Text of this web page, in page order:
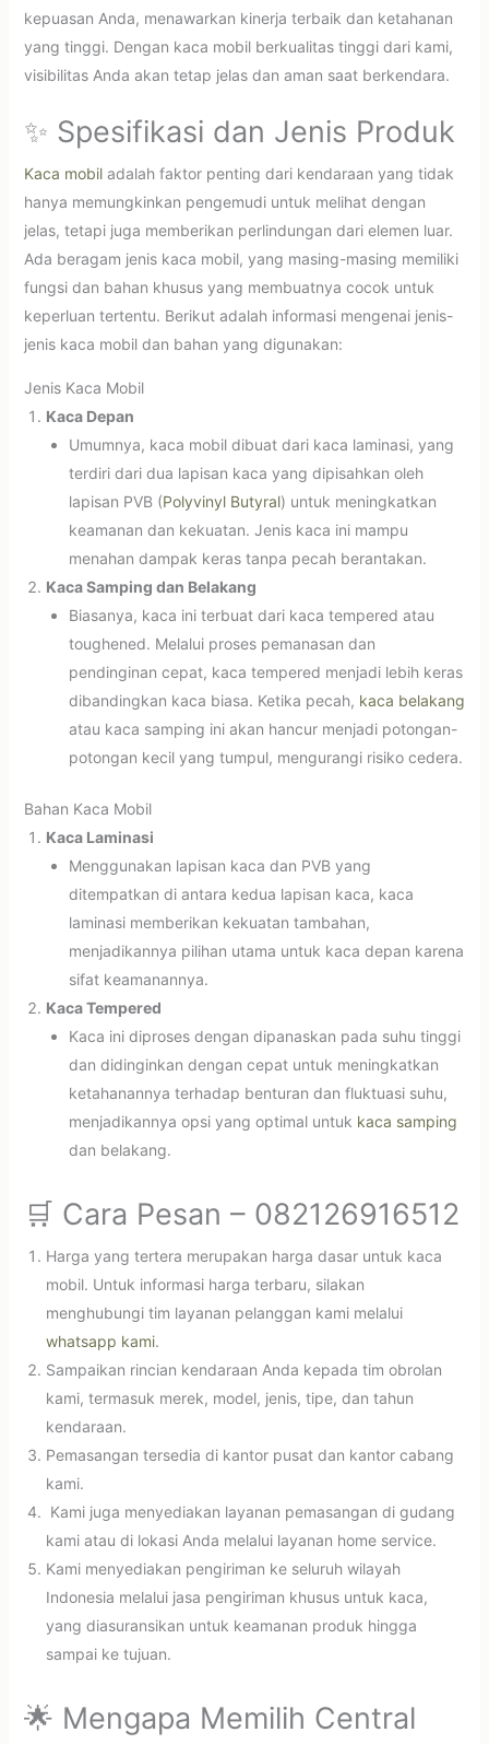
kepuasan Anda, menawarkan kinerja terbaik dan ketahanan
yang tinggi. Dengan kaca mobil berkualitas tinggi dari kami,
visibilitas Anda akan tetap jelas dan aman saat berkendara.
✨ Spesifikasi dan Jenis Produk
Kaca mobiladalah faktor penting dari kendaraan yang tidak
hanya memungkinkan pengemudi untuk melihat dengan
jelas, tetapi juga memberikan perlindungan dari elemen luar.
Ada beragam jenis kaca mobil, yang masing-masing memiliki
fungsi dan bahan khusus yang membuatnya cocok untuk
keperluan tertentu. Berikut adalah informasi mengenai jenis-
jenis kaca mobil dan bahan yang digunakan:
Jenis Kaca Mobil
Kaca Depan
Umumnya, kaca mobil dibuat dari kaca laminasi, yang
terdiri dari dua lapisan kaca yang dipisahkan oleh
lapisan PVB (Polyvinyl Butyral) untuk meningkatkan
keamanan dan kekuatan. Jenis kaca ini mampu
menahan dampak keras tanpa pecah berantakan.
Kaca Samping dan Belakang
Biasanya, kaca ini terbuat dari kaca tempered atau
toughened. Melalui proses pemanasan dan
pendinginan cepat, kaca tempered menjadi lebih keras
dibandingkan kaca biasa. Ketika pecah, kaca belakang
atau kaca samping ini akan hancur menjadi potongan-
potongan kecil yang tumpul, mengurangi risiko cedera.
Bahan Kaca Mobil
Kaca Laminasi
Menggunakan lapisan kaca dan PVB yang
ditempatkan di antara kedua lapisan kaca, kaca
laminasi memberikan kekuatan tambahan,
menjadikannya pilihan utama untuk kaca depan karena
sifat keamanannya.
Kaca Tempered
Kaca ini diproses dengan dipanaskan pada suhu tinggi
dan didinginkan dengan cepat untuk meningkatkan
ketahanannya terhadap benturan dan fluktuasi suhu,
menjadikannya opsi yang optimal untuk kaca samping
dan belakang.
🛒 Cara Pesan – 082126916512
Harga yang tertera merupakan harga dasar untuk kaca
mobil. Untuk informasi harga terbaru, silakan
menghubungi tim layanan pelanggan kami melalui
whatsapp kami.
Sampaikan rincian kendaraan Anda kepada tim obrolan
kami, termasuk merek, model, jenis, tipe, dan tahun
kendaraan.
Pemasangan tersedia di kantor pusat dan kantor cabang
kami.
Kami juga menyediakan layanan pemasangan di gudang
kami atau di lokasi Anda melalui layanan home service.
Kami menyediakan pengiriman ke seluruh wilayah
Indonesia melalui jasa pengiriman khusus untuk kaca,
yang diasuransikan untuk keamanan produk hingga
sampai ke tujuan.
🌟 Mengapa Memilih Central